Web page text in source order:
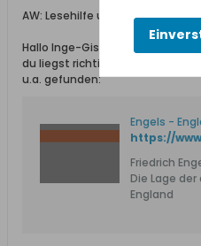
AW: Lesehilfe u.a. bei
Hallo Inge-Gisela,
du liegst richtig. Mich hat
u.a. gefunden:
Engels -
Friedrich
Die Lage
England